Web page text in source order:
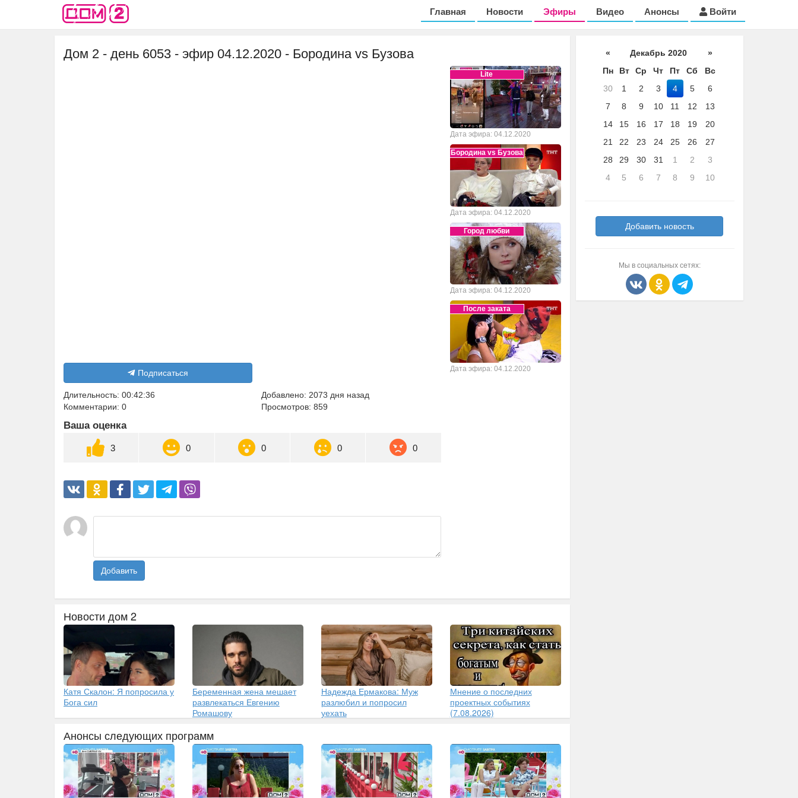
Главная Новости Эфиры Видео Анонсы Войти
Дом 2 - день 6053 - эфир 04.12.2020 - Бородина vs Бузова
Подписаться
Длительность: 00:42:36
Комментарии: 0
Добавлено: 2073 дня назад
Просмотров: 859
Ваша оценка
3 0 0 0 0
Добавить
Lite
Дата эфира: 04.12.2020
Бородина vs Бузова
Дата эфира: 04.12.2020
Город любви
Дата эфира: 04.12.2020
После заката
Дата эфира: 04.12.2020
Новости дом 2
Катя Скалон: Я попросила у
Бога сил
Беременная жена мешает
развлекаться Евгению
Ромашову
Надежда Ермакова: Муж
разлюбил и попросил
уехать
Мнение о последних
проектных событиях
(7.08.2026)
Анонсы следующих программ
« Декабрь 2020
»
Пн
Вт Ср Чт Пт Сб
Вс
30
1 2 3 4 5
6
7
8 9 10 11 12
13
14
15 16 17 18 19
20
21
22 23 24 25 26
27
28
29 30 31 1 2
3
4
5 6 7 8 9 10
Добавить новость
Мы в социальных сетях: